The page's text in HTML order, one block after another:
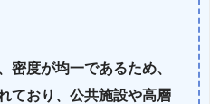
密度が均一であるため、
ており、公共施設や高層